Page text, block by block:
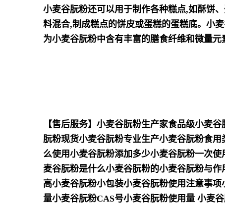
小麦谷朊粉还可以用于制作各种糕点,如酥饼
料混合,制成糕点的饼皮或蛋糕的蛋糕底。小
为小麦谷朊粉中含有丰富的膳食纤维和微量元
【售后服务】小麦谷朊粉生产家食品级小麦
朊粉现货小麦谷朊粉专业生产小麦谷朊粉食
么使用小麦谷朊粉添加多少小麦谷朊粉一次
麦谷朊粉是什么小麦谷朊粉的小麦谷朊粉与
高小麦谷朊粉小包装小麦谷朊粉使用注意事
量小麦谷朊粉CAS号小麦谷朊粉使用量 小麦